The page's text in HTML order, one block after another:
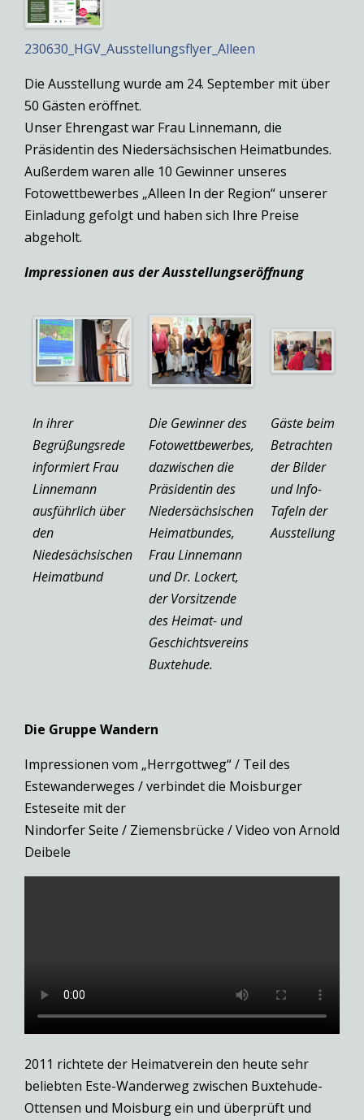
230630_HGV_Ausstellungsflyer_Alleen
Die Ausstellung wurde am 24. September mit über
50 Gästen eröffnet.
Unser Ehrengast war Frau Linnemann, die
Präsidentin des Niedersächsischen Heimatbundes.
Außerdem waren alle 10 Gewinner unseres
Fotowettbewerbes „Alleen In der Region“ unserer
Einladung gefolgt und haben sich Ihre Preise
abgeholt.
Impressionen aus der Ausstellungseröffnung
In ihrer
Begrüßungsrede
informiert Frau
Linnemann
ausführlich über
den
Niedesächsischen
Heimatbund
Die Gewinner des
Fotowettbewerbes,
dazwischen die
Präsidentin des
Niedersächsischen
Heimatbundes,
Frau Linnemann
und Dr. Lockert,
der Vorsitzende
des Heimat- und
Geschichtsvereins
Buxtehude.
Gäste beim
Betrachten
der Bilder
und Info-
Tafeln der
Ausstellung
Die Gruppe Wandern
Impressionen vom „Herrgottweg“ / Teil des
Estewanderweges / verbindet die Moisburger
Esteseite mit der
Nindorfer Seite / Ziemensbrücke / Video von Arnold
Deibele
2011 richtete der Heimatverein den heute sehr
beliebten Este-Wanderweg zwischen Buxtehude-
Ottensen und Moisburg ein und überprüft und